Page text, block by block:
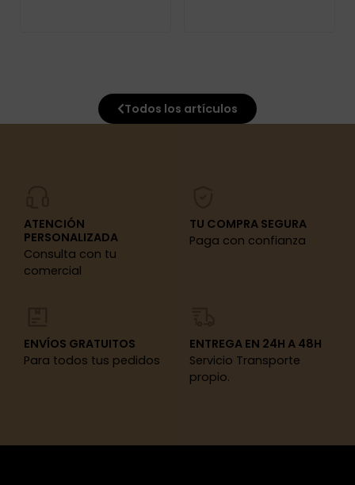
Todos los artículos
ATENCIÓN
PERSONALIZADA
Consulta con tu
comercial
TU COMPRA SEGURA
Paga con confianza
ENVÍOS GRATUITOS
Para todos tus pedidos
ENTREGA EN 24H A 48H
Servicio Transporte
propio.